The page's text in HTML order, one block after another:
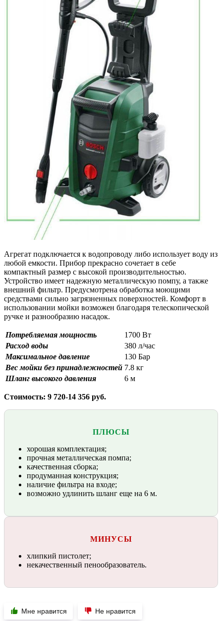
Агрегат подключается к водопроводу либо использует воду из
любой емкости. Прибор прекрасно сочетает в себе
компактный размер с высокой производительностью.
Устройство имеет надежную металлическую помпу, а также
внешний фильтр. Предусмотрена обработка моющими
средствами сильно загрязненных поверхностей. Комфорт в
использовании мойки возможен благодаря телескопической
ручке и разнообразию насадок.
Потребляемая мощность
1700 Вт
Расход воды
380 л/час
Максимальное давление
130 Бар
Вес мойки без принадлежностей 7.8 кг
Шланг высокого давления
6 м
Стоимость: 9 720-14 356 руб.
ПЛЮСЫ
хорошая комплектация;
прочная металлическая помпа;
качественная сборка;
продуманная конструкция;
наличие фильтра на входе;
возможно удлинить шланг еще на 6 м.
МИНУСЫ
хлипкий пистолет;
некачественный пенообразователь.
Мне нравится Не нравится